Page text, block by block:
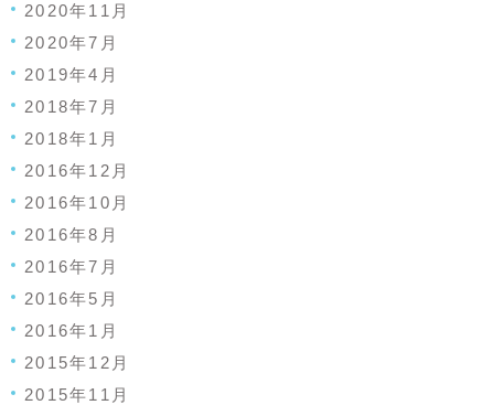
2020年11月
2020年7月
2019年4月
2018年7月
2018年1月
2016年12月
2016年10月
2016年8月
2016年7月
2016年5月
2016年1月
2015年12月
2015年11月